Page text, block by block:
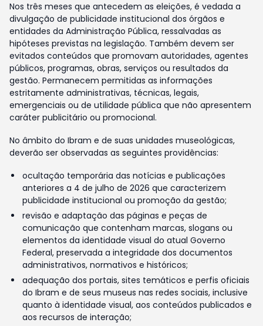
Nos três meses que antecedem as eleições, é vedada a
divulgação de publicidade institucional dos órgãos e
entidades da Administração Pública, ressalvadas as
hipóteses previstas na legislação. Também devem ser
evitados conteúdos que promovam autoridades, agentes
públicos, programas, obras, serviços ou resultados da
gestão. Permanecem permitidas as informações
estritamente administrativas, técnicas, legais,
emergenciais ou de utilidade pública que não apresentem
caráter publicitário ou promocional.
No âmbito do Ibram e de suas unidades museológicas,
deverão ser observadas as seguintes providências:
ocultação temporária das notícias e publicações
anteriores a 4 de julho de 2026 que caracterizem
publicidade institucional ou promoção da gestão;
revisão e adaptação das páginas e peças de
comunicação que contenham marcas, slogans ou
elementos da identidade visual do atual Governo
Federal, preservada a integridade dos documentos
administrativos, normativos e históricos;
adequação dos portais, sites temáticos e perfis oficiais
do Ibram e de seus museus nas redes sociais, inclusive
quanto à identidade visual, aos conteúdos publicados e
aos recursos de interação;